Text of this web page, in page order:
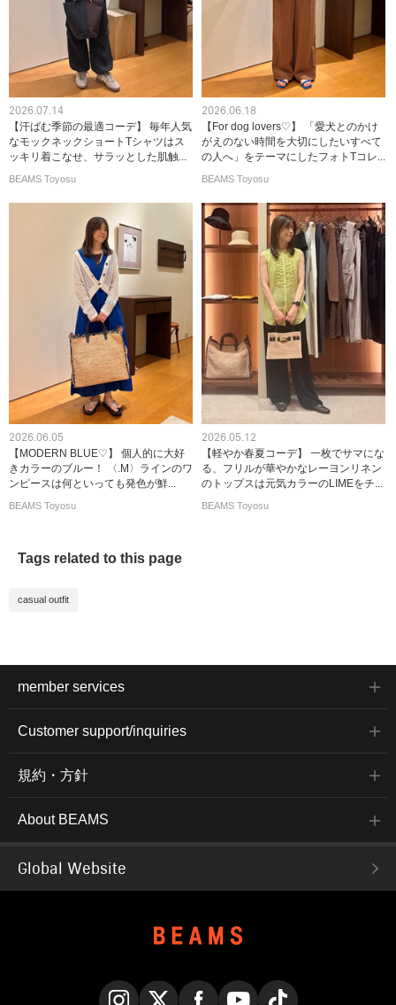
2026.07.14
【汗ばむ季節の最適コーデ】 毎年人気
なモックネックショートTシャツはス
ッキリ着こなせ、サラッとした肌触...
BEAMS Toyosu
2026.06.18
【For dog lovers♡】 「愛犬とのかけ
がえのない時間を大切にしたいすべて
の人へ」をテーマにしたフォトTコレ...
BEAMS Toyosu
2026.06.05
【MODERN BLUE♡】 個人的に大好
きカラーのブルー！ 〈.M〉ラインのワ
ンピースは何といっても発色が鮮...
BEAMS Toyosu
2026.05.12
【軽やか春夏コーデ】 一枚でサマにな
る、フリルが華やかなレーヨンリネン
のトップスは元気カラーのLIMEをチ...
BEAMS Toyosu
Tags related to this page
casual outfit
member services
Customer support/inquiries
規約・方針
About BEAMS
Global Website